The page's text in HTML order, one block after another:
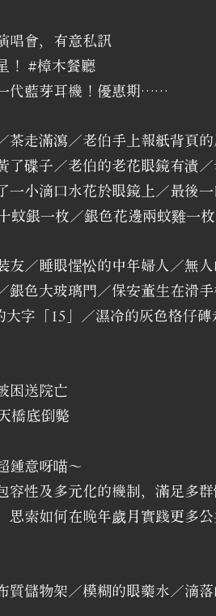
唱會，有意私訊
！ #樟木餐廳
代藍芽耳機！優惠期……
茶走滿瀉／老伯手上報紙背頁
了碟子／老伯的老花眼鏡有漬
一小滴口水花於眼鏡上／最後
蚊銀一枚／銀色花邊兩蚊雞一
友／睡眼惺忪的中年婦人／無
銀色大玻璃門／保安董生在滑
大字「15」／濕冷的灰色格仔
困送院亡
橋底倒斃
鍾意呀喵～
容性及多元化的機制，滿足多
索如何在晚年歲月實踐更多公
質儲物架／模糊的眼藥水／滴